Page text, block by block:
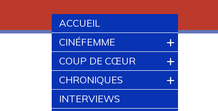
ACCUEIL
CINÉFEMME
+
COUP DE CŒUR +
CHRONIQUES +
INTERVIEWS